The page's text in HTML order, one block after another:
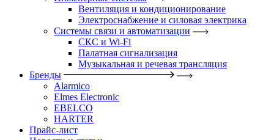
Вентиляция и кондиционирование
Электроснабжение и силовая электрика
Системы связи и автоматизации
СКС и Wi-Fi
Палатная сигнализация
Музыкальная и речевая трансляция
Бренды
Alarmico
Elmes Electronic
EBELCO
HARTER
Прайс-лист